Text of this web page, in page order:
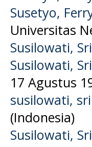
Susetyo,
Universitas
Susilowati,
Susilowati,
17 Agustus
susilowati,
(Indonesia)
Susilowati,